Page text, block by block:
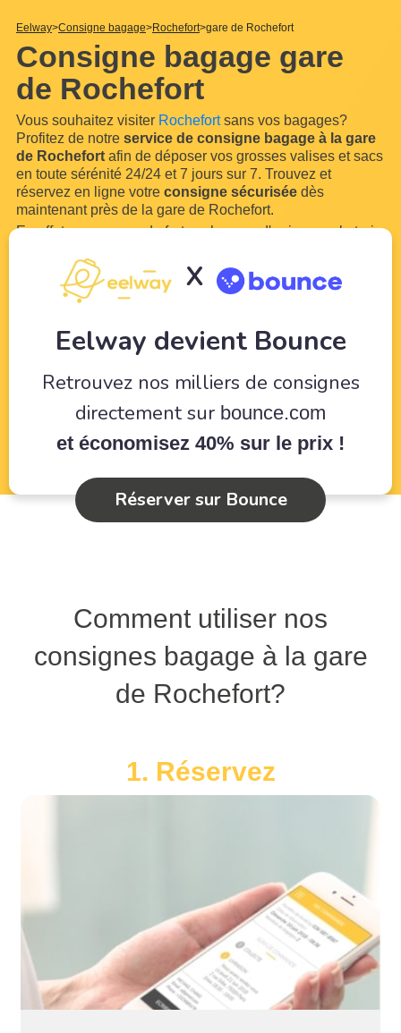
Eelway Consigne bagage Rochefort gare de Rochefort
Consigne bagage gare
de Rochefort
Vous souhaitez visiter Rochefortsans vos bagages?
Profitez de notre service de consigne bagage à la gare
de Rochefort afin de déposer vos grosses valises et sacs
en toute sérénité 24/24 et 7 jours sur 7. Trouvez et
réservez en ligne votre consigne sécurisée dès
maintenant près de la gare de Rochefort.
En effet, vous aurez de fortes chances d'arriver par le train
commerçants et hôteliers locaux à proximité de
Rochefort, stocker...Lire plus
X
Eelway devient Bounce
Retrouvez nos milliers de consignes
directement sur bounce.com
et économisez 40% sur le prix !
Réserver sur Bounce
Comment utiliser nos
consignes bagage à la gare
de Rochefort?
1. Réservez